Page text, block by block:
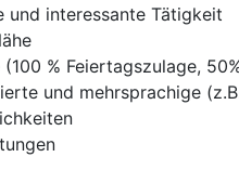
und interessante Tätigkeit
% Feiertagszulage,
und mehrsprachige